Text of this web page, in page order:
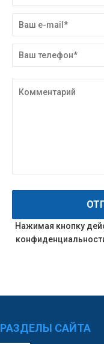
Нажимая кнопку
РАЗДЕЛЫ САЙТА